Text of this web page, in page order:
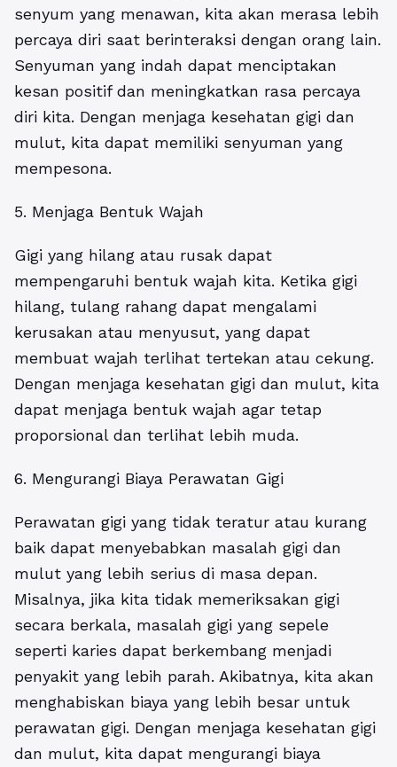
senyum yang menawan, kita akan merasa lebih
percaya diri saat berinteraksi dengan orang lain.
Senyuman yang indah dapat menciptakan
kesan positif dan meningkatkan rasa percaya
diri kita. Dengan menjaga kesehatan gigi dan
mulut, kita dapat memiliki senyuman yang
mempesona.
5. Menjaga Bentuk Wajah
Gigi yang hilang atau rusak dapat
mempengaruhi bentuk wajah kita. Ketika gigi
hilang, tulang rahang dapat mengalami
kerusakan atau menyusut, yang dapat
membuat wajah terlihat tertekan atau cekung.
Dengan menjaga kesehatan gigi dan mulut, kita
dapat menjaga bentuk wajah agar tetap
proporsional dan terlihat lebih muda.
6. Mengurangi Biaya Perawatan Gigi
Perawatan gigi yang tidak teratur atau kurang
baik dapat menyebabkan masalah gigi dan
mulut yang lebih serius di masa depan.
Misalnya, jika kita tidak memeriksakan gigi
secara berkala, masalah gigi yang sepele
seperti karies dapat berkembang menjadi
penyakit yang lebih parah. Akibatnya, kita akan
menghabiskan biaya yang lebih besar untuk
perawatan gigi. Dengan menjaga kesehatan gigi
dan mulut, kita dapat mengurangi biaya